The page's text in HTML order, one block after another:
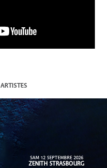
ARTISTES
SAM 12 SEPTEMBRE 2026
ZENITH STRASBOURG